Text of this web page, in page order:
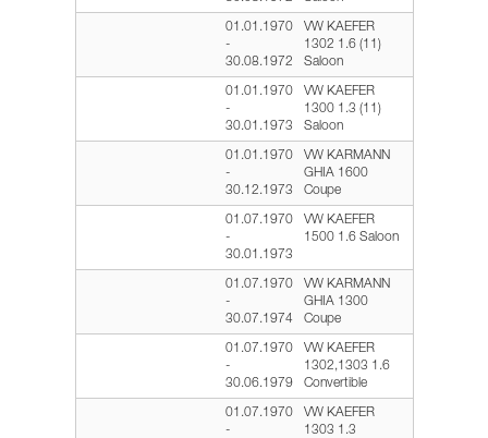
01.01.1970
-
30.08.1972
VW KAEFER
1302 1.6 (11)
Saloon
01.01.1970
-
30.01.1973
VW KAEFER
1300 1.3 (11)
Saloon
01.01.1970
-
30.12.1973
VW KARMANN
GHIA 1600
Coupe
01.07.1970
-
30.01.1973
VW KAEFER
1500 1.6 Saloon
01.07.1970
-
30.07.1974
VW KARMANN
GHIA 1300
Coupe
01.07.1970
-
30.06.1979
VW KAEFER
1302,1303 1.6
Convertible
01.07.1970
-
VW KAEFER
1303 1.3